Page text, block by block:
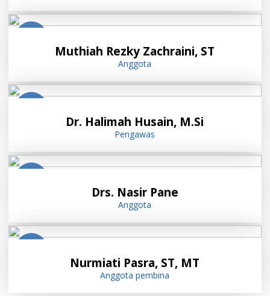
Muthiah Rezky Zachraini, ST
Anggota
Dr. Halimah Husain, M.Si
Pengawas
Drs. Nasir Pane
Anggota
Nurmiati Pasra, ST, MT
Anggota pembina